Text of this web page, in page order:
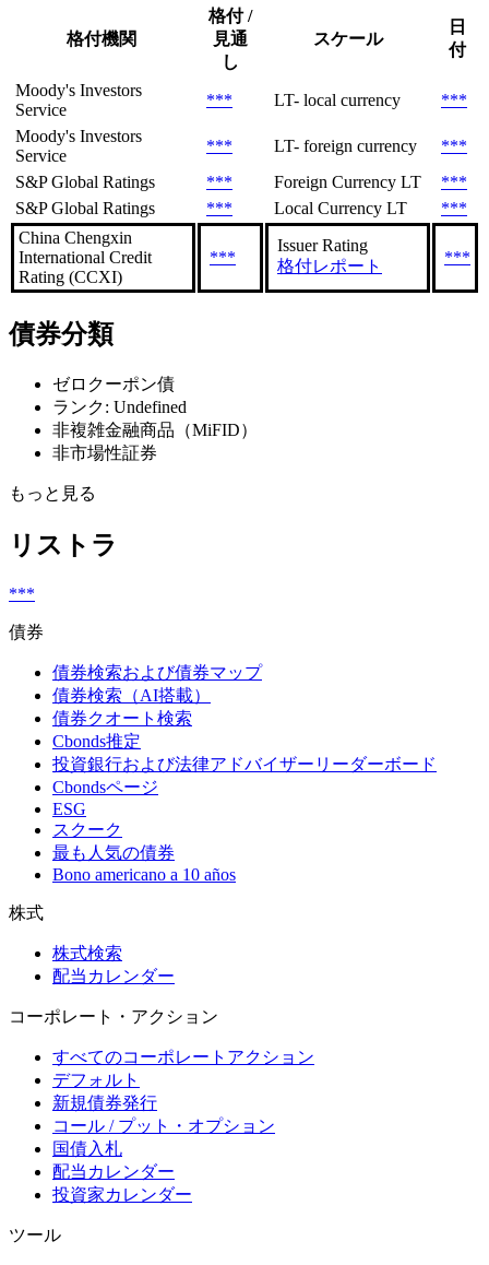
格付機関
格付 /
見通
し
スケール
日
付
Moody's Investors
Service
*** LT- local currency
***
Moody's Investors
Service
*** LT- foreign currency
***
S&P Global Ratings
*** Foreign Currency LT
***
S&P Global Ratings
*** Local Currency LT
***
China Chengxin
International Credit
Rating (CCXI)
***
Issuer Rating
格付レポート
***
債券分類
ゼロクーポン債
ランク: Undefined
非複雑金融商品（MiFID）
非市場性証券
もっと見る
リストラ
***
債券
債券検索および債券マップ
債券検索（AI搭載）
債券クオート検索
Cbonds推定
投資銀行および法律アドバイザーリーダーボード
Cbondsページ
ESG
スクーク
最も人気の債券
Bono americano a 10 años
株式
株式検索
配当カレンダー
コーポレート・アクション
すべてのコーポレートアクション
デフォルト
新規債券発行
コール / プット・オプション
国債入札
配当カレンダー
投資家カレンダー
ツール